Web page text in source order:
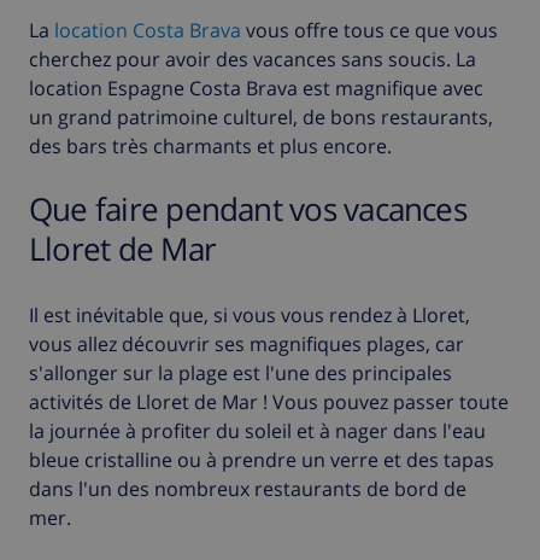
La location Costa Brava vous offre tous ce que vous
cherchez pour avoir des vacances sans soucis. La
location Espagne Costa Brava est magnifique avec
un grand patrimoine culturel, de bons restaurants,
des bars très charmants et plus encore.
Que faire pendant vos vacances
Lloret de Mar
Il est inévitable que, si vous vous rendez à Lloret,
vous allez découvrir ses magnifiques plages, car
s'allonger sur la plage est l'une des principales
activités de Lloret de Mar ! Vous pouvez passer toute
la journée à profiter du soleil et à nager dans l'eau
bleue cristalline ou à prendre un verre et des tapas
dans l'un des nombreux restaurants de bord de
mer.